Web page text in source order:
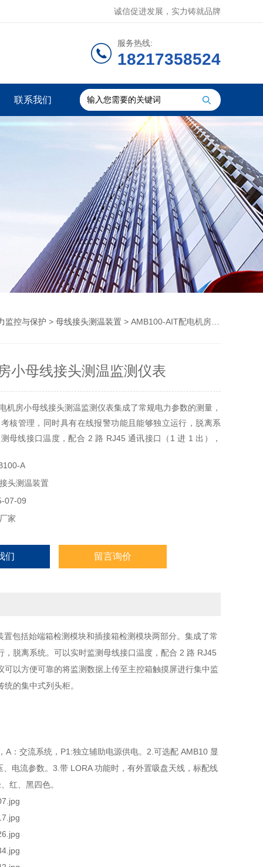
诚信促进发展，实力铸就品牌
服务热线:
18217358524
联系我们
监控与保护 > 母线接头测温装置 > AMB100-AIT配电机房小母线接头测温监测仪表
小母线接头测温监测仪表
机房小母线接头测温监测仪表集成了常规电力参数的测量，
核管理，同时具有在线报警功能且能够独立运行，脱离系
母线接口温度，配合 2 路 RJ45 通讯接口（1 进 1 出），
系统安全可靠运行。
A
头测温装置
07-09
家
们 留言询价
包括始端箱检测模块和插接箱检测模块两部分。集成了常
脱离系统。可以实时监测母线接口温度，配合 2 路 RJ45
可以方便可靠的将监测数据上传至主控箱触摸屏进行集中监
的集中式列头柜。
：交流系统，P1:独立辅助电源供电。2.可选配 AMB10 显
电流参数。3.带 LORA 功能时，有外置吸盘天线，标配线
红、黑四色。